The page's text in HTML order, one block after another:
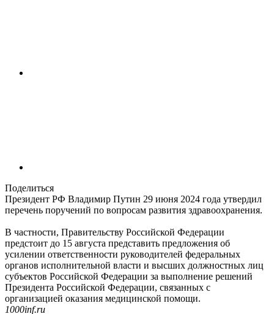
Поделиться
Президент РФ Владимир Путин 29 июня 2024 года утвердил
перечень поручений по вопросам развития здравоохранения.
В частности, Правительству Российской Федерации
предстоит до 15 августа представить предложения об
усилении ответственности руководителей федеральных
органов исполнительной власти и высших должностных лиц
субъектов Российской Федерации за выполнение решений
Президента Российской Федерации, связанных с
организацией оказания медицинской помощи.
1000inf.ru